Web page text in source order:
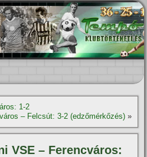
1-2
– Felcsút: 3-2 (edzőmérkőzés)»
VSE – Ferencváros: